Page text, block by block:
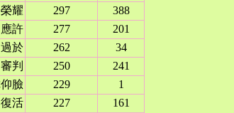
榮耀
297
388
應許
277
201
過於
262
34
審判
250
241
臉
229
1
復活
227
161